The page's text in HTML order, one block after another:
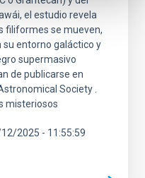
el estudio revela
filiformes se mueven,
entorno galáctico y
supermasivo
de publicarse en
Society .
misteriosos
2025 - 11:55:59